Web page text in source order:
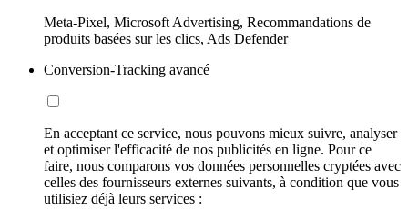
Meta-Pixel, Microsoft Advertising, Recommandations de
produits basées sur les clics, Ads Defender
Conversion-Tracking avancé
En acceptant ce service, nous pouvons mieux suivre, analyser
et optimiser l'efficacité de nos publicités en ligne. Pour ce
faire, nous comparons vos données personnelles cryptées avec
celles des fournisseurs externes suivants, à condition que vous
utilisiez déjà leurs services :